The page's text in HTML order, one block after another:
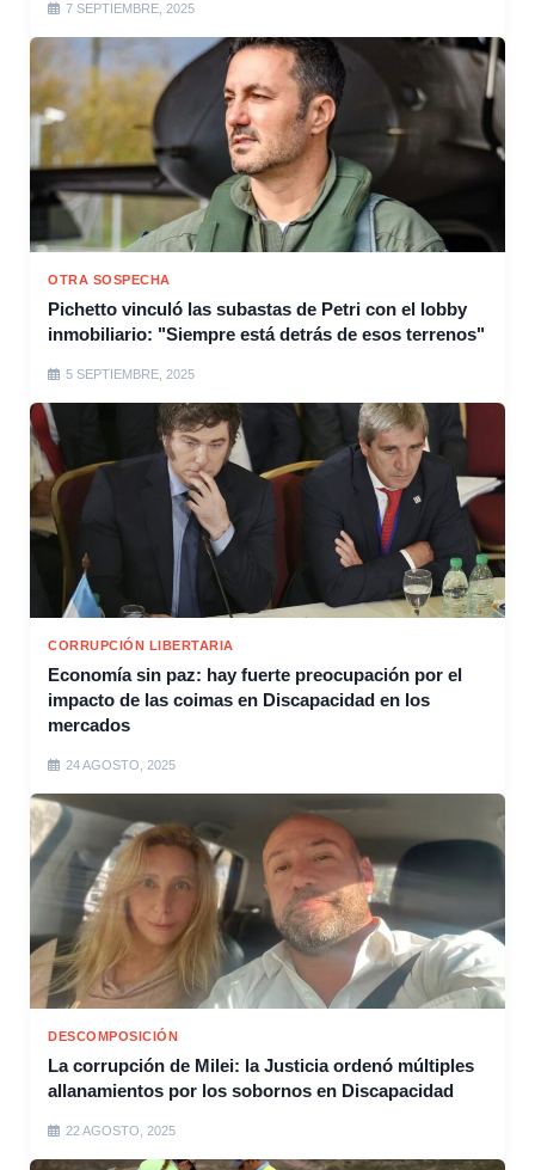
7 SEPTIEMBRE, 2025
OTRA SOSPECHA
Pichetto vinculó las subastas de Petri con el lobby
inmobiliario: "Siempre está detrás de esos terrenos"
5 SEPTIEMBRE, 2025
CORRUPCIÓN LIBERTARIA
Economía sin paz: hay fuerte preocupación por el
impacto de las coimas en Discapacidad en los
mercados
24 AGOSTO, 2025
DESCOMPOSICIÓN
La corrupción de Milei: la Justicia ordenó múltiples
allanamientos por los sobornos en Discapacidad
22 AGOSTO, 2025